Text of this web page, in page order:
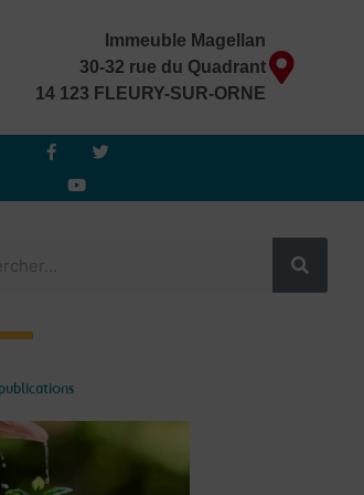
Immeuble Magellan
30-32 rue du Quadrant
14 123 FLEURY-SUR-ORNE
F
a
T
w
u
t